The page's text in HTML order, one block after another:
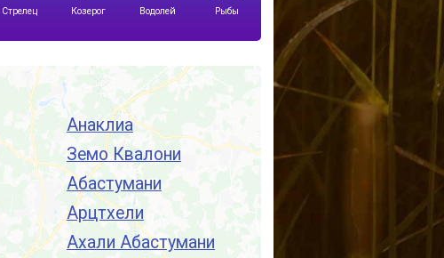
Стрелец Козерог Водолей Рыбы
Анаклиа
Земо Квалони
Абастумани
Арцтхели
Ахали Абастумани